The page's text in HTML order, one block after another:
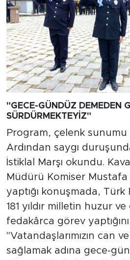
"GECE-GÜNDÜZ DEMEDEN
SÜRDÜRMEKTEYİZ"
Program, çelenk sunumu
Ardından saygı
İstiklal Marşı okundu.
Müdürü Komiser Mustafa
yaptığı konuşmada, Türk
181 yıldır milletin huzur
fedakârca görev
"Vatandaşlarımızın can
sağlamak adına gece-